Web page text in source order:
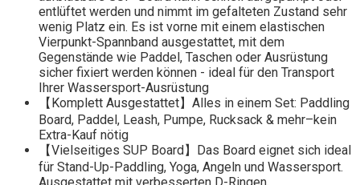
entlüftet werden und nimmt im gefalteten Zustand sehr
wenig Platz ein. Es ist vorne mit einem elastischen
Vierpunkt-Spannband ausgestattet, mit dem
Gegenstände wie Paddel, Taschen oder Ausrüstung
sicher fixiert werden können - ideal für den Transport
Ihrer Wassersport-Ausrüstung
【Komplett Ausgestattet】Alles in einem Set: Paddling
Board, Paddel, Leash, Pumpe, Rucksack & mehr–kein
Extra-Kauf nötig
【Vielseitiges SUP Board】Das Board eignet sich ideal
für Stand-Up-Paddling, Yoga, Angeln und Wassersport.